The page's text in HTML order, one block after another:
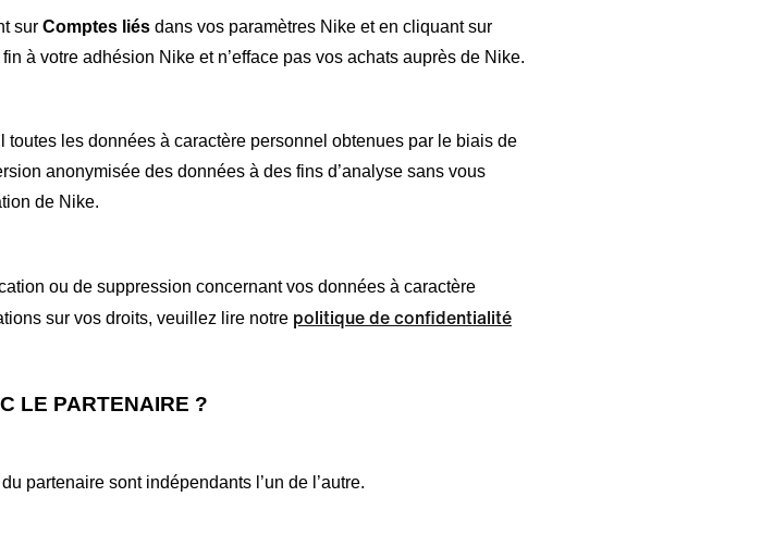
sur Comptes liés dans vos paramètres Nike et en cliquant sur
à votre adhésion Nike et n’efface pas vos achats auprès de Nike.
les données à caractère personnel obtenues par le biais de
anonymisée des données à des fins d’analyse sans vous
de Nike.
ou de suppression concernant vos données à caractère
sur vos droits, veuillez lire notre politique de confidentialité
LE PARTENAIRE ?
partenaire sont indépendants l’un de l’autre.